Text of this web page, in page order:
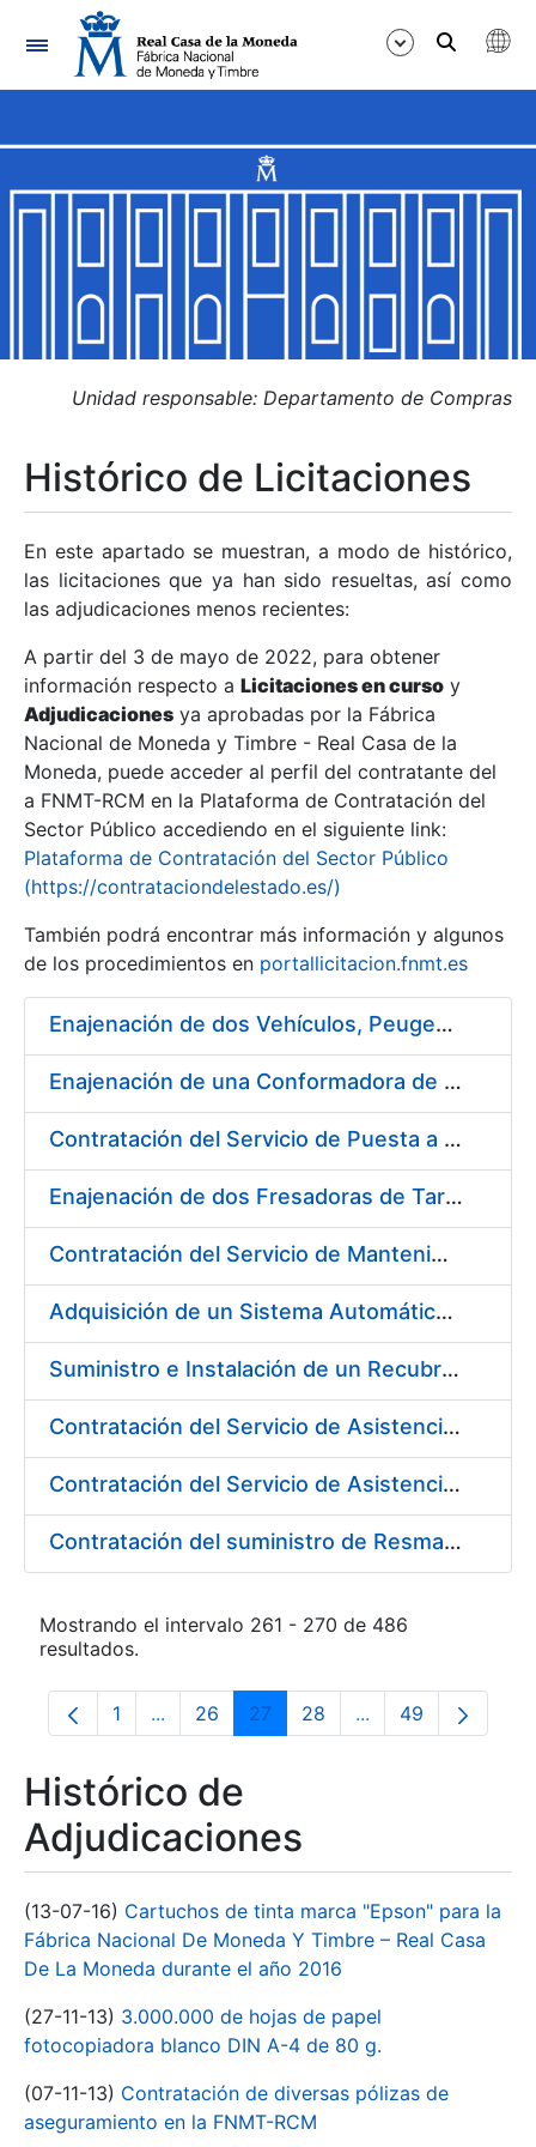
Navegación
Mostrar/Ocultar
Mostrar/Ocultar
Mostrar/Ocultar
Mostrar/Ocultar
Mostrar/Ocultar
Mostrar/Ocultar
Unidad responsable: Departamento de Compras
Histórico de Licitaciones
En este apartado se muestran, a modo de histórico,
las licitaciones que ya han sido resueltas, así como
las adjudicaciones menos recientes:
A partir del 3 de mayo de 2022, para obtener
información respecto a Licitaciones en curso y
Adjudicaciones ya aprobadas por la Fábrica
Nacional de Moneda y Timbre - Real Casa de la
Moneda, puede acceder al perfil del contratante del
a FNMT-RCM en la Plataforma de Contratación del
Sector Público accediendo en el siguiente link:
Plataforma de Contratación del Sector Público
(https://contrataciondelestado.es/)
También podrá encontrar más información y algunos
de los procedimientos en portallicitacion.fnmt.es
Enajenación de dos Vehículos, Peugeot 307 y Peugeot 407
Enajenación de una Conformadora de Pliegos PVC-Overlay, Modelo Louda GM 400
Contratación del Servicio de Puesta a Disposición y Mantenimiento de Contenedores Higiénicos, Bacteriostáticos, Ambientadores, Columnas Eliminadoras de Olores y Alfombras Antideslizantes
Enajenación de dos Fresadoras de Tarjetas PVC Cybernetix Mod. GRX 2000 y GRX 3000
Contratación del Servicio de Mantenimiento de Drivers y Herramientas para Tarjetas Inteligentes
Adquisición de un Sistema Automático de Etiquetado y Pesado para Petacas de Monedas de la L4
Suministro e Instalación de un Recubrimiento Fono-Absorbente en paredes y techos
Contratación del Servicio de Asistencia Técnica para la Realización de Trabajos de Pintura para el Taller de Mantenimiento de la Fábrica de Papel de Burgos durante el año 2017
Contratación del Servicio de Asistencia Técnica para la Realización de Trabajos de Fontanería para el Taller de Mantenimiento de la Fábrica de Papel de Burgos durante el año 2017
Contratación del suministro de Resmas de Cartón
Mostrando el intervalo 261 - 270 de 486
resultados.
Página
1 ...Páginas intermedias Use TAB para
Página
26 Página
27 Página
28 ...PáginasPágina
49
Histórico de
Adjudicaciones
(13-07-16) Cartuchos de tinta marca "Epson" para la
Fábrica Nacional De Moneda Y Timbre – Real Casa
De La Moneda durante el año 2016
(27-11-13) 3.000.000 de hojas de papel
fotocopiadora blanco DIN A-4 de 80 g.
(07-11-13) Contratación de diversas pólizas de
aseguramiento en la FNMT-RCM